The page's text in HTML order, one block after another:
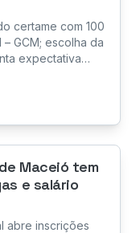
certame com 100
GCM; escolha da
expectativa
Maceió tem
e salário
abre inscrições